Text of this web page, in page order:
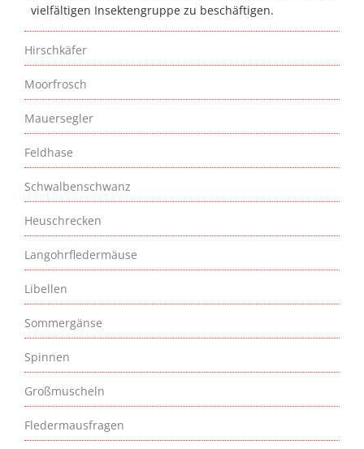
vielfältigen Insektengruppe zu beschäftigen.
Hirschkäfer
Moorfrosch
Mauersegler
Feldhase
Schwalbenschwanz
Heuschrecken
Langohrfledermäuse
Libellen
Sommergänse
Spinnen
Großmuscheln
Fledermausfragen